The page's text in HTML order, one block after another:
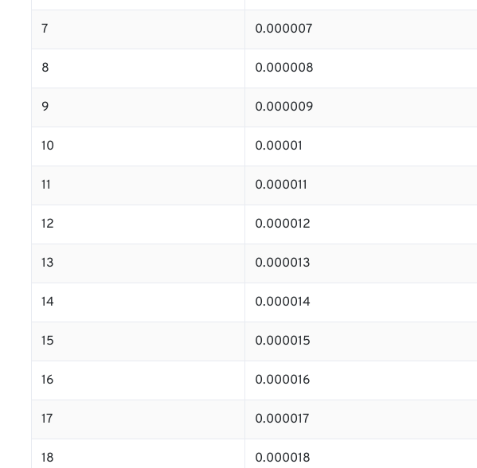
7 0.000007
8 0.000008
9 0.000009
10 0.00001
11 0.000011
12 0.000012
13 0.000013
14 0.000014
15 0.000015
16 0.000016
17 0.000017
18 0.000018